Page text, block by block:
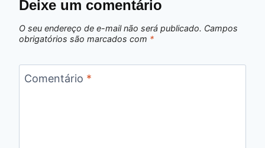
Deixe um comentário
O seu endereço de e-mail não será publicado. Campos
obrigatórios são marcados com *
Comentário *